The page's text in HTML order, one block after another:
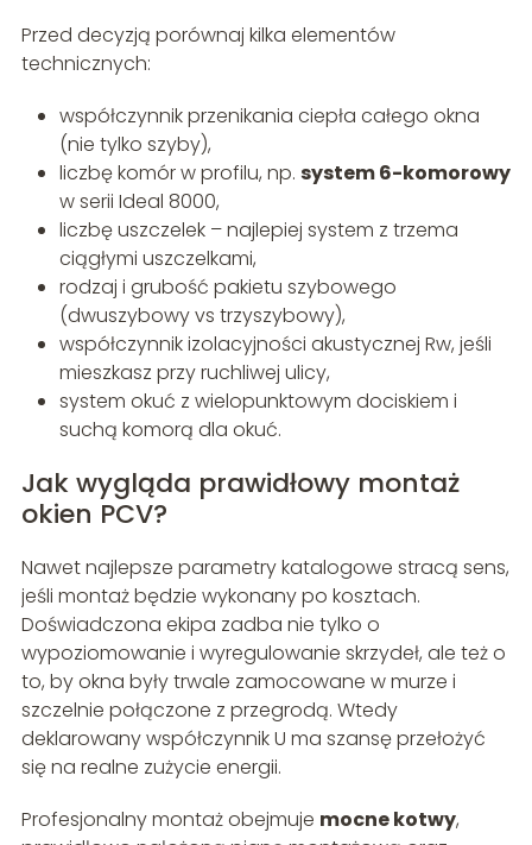
Przed decyzją porównaj kilka elementów
technicznych:
współczynnik przenikania ciepła całego okna
(nie tylko szyby),
liczbę komór w profilu, np. system 6-komorowy
w serii Ideal 8000,
liczbę uszczelek – najlepiej system z trzema
ciągłymi uszczelkami,
rodzaj i grubość pakietu szybowego
(dwuszybowy vs trzyszybowy),
współczynnik izolacyjności akustycznej Rw, jeśli
mieszkasz przy ruchliwej ulicy,
system okuć z wielopunktowym dociskiem i
suchą komorą dla okuć.
Jak wygląda prawidłowy montaż
okien PCV?
Nawet najlepsze parametry katalogowe stracą sens,
jeśli montaż będzie wykonany po kosztach.
Doświadczona ekipa zadba nie tylko o
wypoziomowanie i wyregulowanie skrzydeł, ale też o
to, by okna były trwale zamocowane w murze i
szczelnie połączone z przegrodą. Wtedy
deklarowany współczynnik U ma szansę przełożyć
się na realne zużycie energii.
Profesjonalny montaż obejmuje mocne kotwy,